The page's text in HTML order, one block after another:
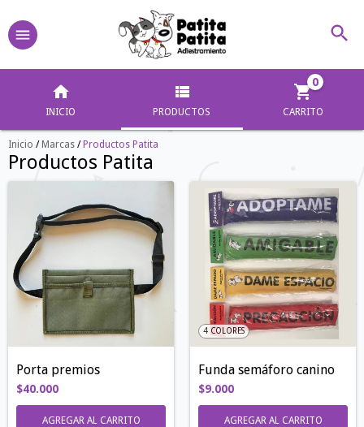
INICIO PRODUCTOS CARRITO
0
Inicio / Marcas / Productos Patita
Productos Patita
Porta premios
$40.000
AGREGAR AL CARRITO
4 COLORES
Funda semáforo canino
$9.000
AGREGAR AL CARRITO